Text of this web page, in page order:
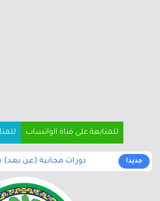
للمتابعة على قناة الواتساب
جديد! دورات مجانية (عن